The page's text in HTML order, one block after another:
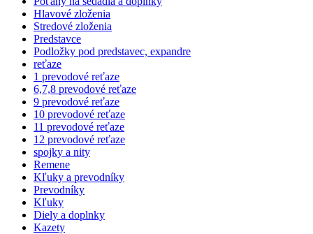
Hlavové zloženia
Stredové zloženia
Predstavce
Podložky pod predstavec, expandre
reťaze
1 prevodové reťaze
6,7,8 prevodové reťaze
9 prevodové reťaze
10 prevodové reťaze
11 prevodové reťaze
12 prevodové reťaze
spojky a nity
Remene
Kľuky a prevodníky
Prevodníky
Kľuky
Diely a doplnky
Kazety